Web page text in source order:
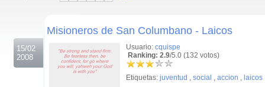
15/02
2008
Misioneros de San Columbano - Laicos
Usuario: cquispe
Ranking: 2.9/5.0 (132 votos)
Etiquetas: juventud , social , accion , laicos